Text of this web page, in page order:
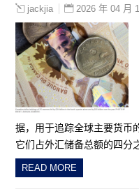
jackjia 2026 年 04 月
据，用于追踪全球主要货币
它们占外汇储备总额的四分
READ MORE